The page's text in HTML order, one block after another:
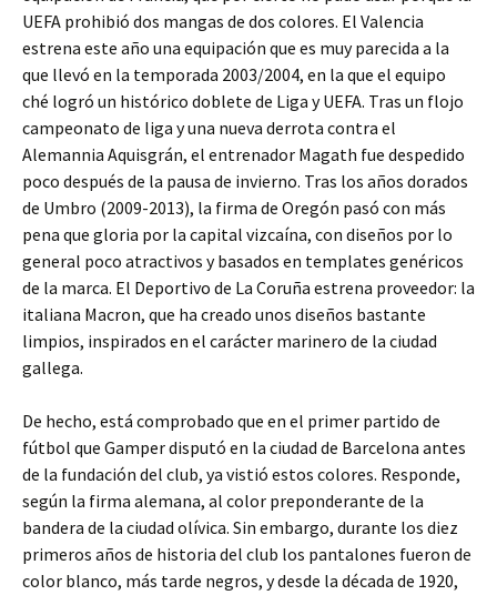
UEFA prohibió dos mangas de dos colores. El Valencia
estrena este año una equipación que es muy parecida a la
que llevó en la temporada 2003/2004, en la que el equipo
ché logró un histórico doblete de Liga y UEFA. Tras un flojo
campeonato de liga y una nueva derrota contra el
Alemannia Aquisgrán, el entrenador Magath fue despedido
poco después de la pausa de invierno. Tras los años dorados
de Umbro (2009-2013), la firma de Oregón pasó con más
pena que gloria por la capital vizcaína, con diseños por lo
general poco atractivos y basados en templates genéricos
de la marca. El Deportivo de La Coruña estrena proveedor: la
italiana Macron, que ha creado unos diseños bastante
limpios, inspirados en el carácter marinero de la ciudad
gallega.
De hecho, está comprobado que en el primer partido de
fútbol que Gamper disputó en la ciudad de Barcelona antes
de la fundación del club, ya vistió estos colores. Responde,
según la firma alemana, al color preponderante de la
bandera de la ciudad olívica. Sin embargo, durante los diez
primeros años de historia del club los pantalones fueron de
color blanco, más tarde negros, y desde la década de 1920,